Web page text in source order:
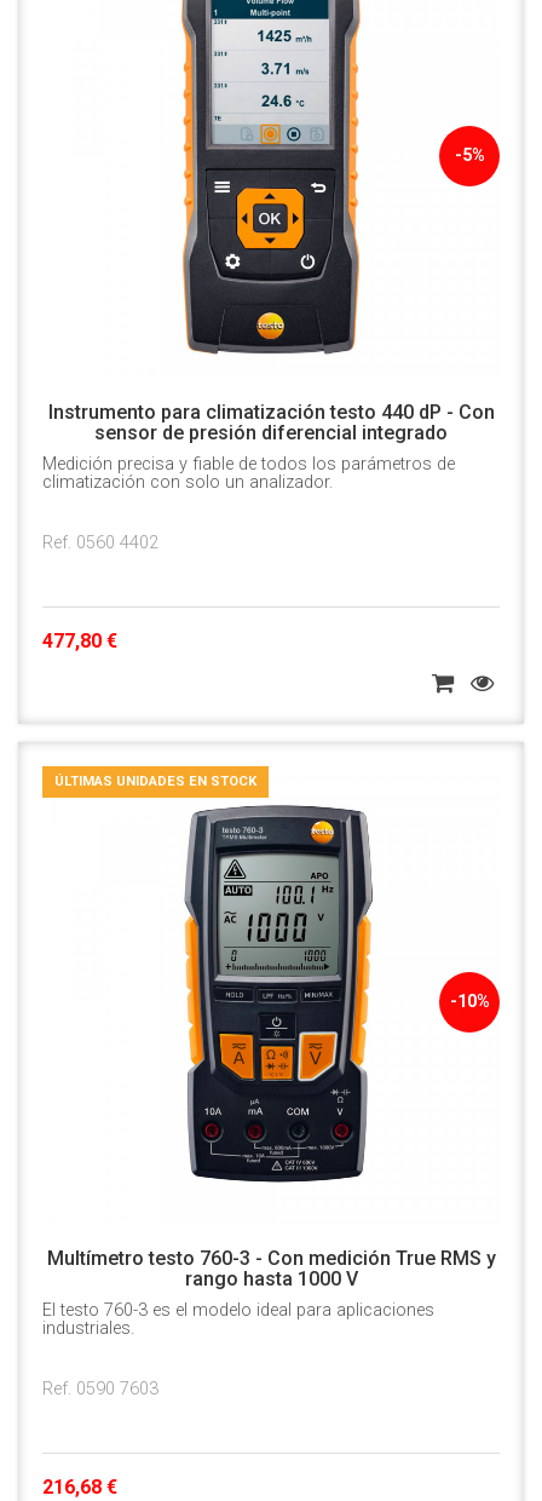
-5%
Instrumento para climatización testo 440 dP - Con
sensor de presión diferencial integrado
Medición precisa y fiable de todos los parámetros de
climatización con solo un analizador.
Ref. 0560 4402
477,80 €
-10%
ÚLTIMAS UNIDADES EN STOCK
Multímetro testo 760-3 - Con medición True RMS y
rango hasta 1000 V
El testo 760-3 es el modelo ideal para aplicaciones
industriales.
Ref. 0590 7603
216,68 €